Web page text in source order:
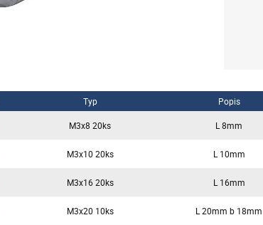
Typ Popis
M3x8 20ks L 8mm
M3x10 20ks L 10mm
M3x16 20ks L 16mm
M3x20 10ks L 20mm b 18mm